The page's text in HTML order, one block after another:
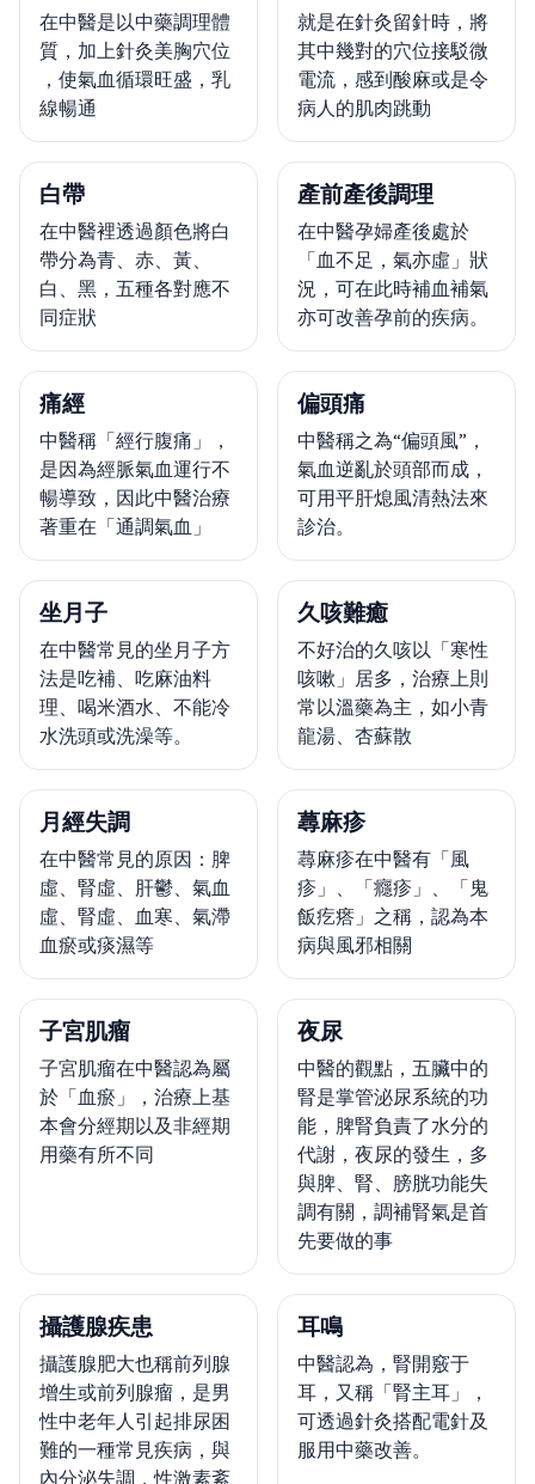
在中醫是以中藥調理體
質，加上針灸美胸穴位
，使氣血循環旺盛，乳
線暢通
就是在針灸留針時，將
其中幾對的穴位接駁微
電流，感到酸麻或是令
病人的肌肉跳動
白帶
在中醫裡透過顏色將白
帶分為青、赤、黃、
白、黑，五種各對應不
同症狀
產前產後調理
在中醫孕婦產後處於
「血不足，氣亦虛」狀
況，可在此時補血補氣
亦可改善孕前的疾病。
痛經
中醫稱「經行腹痛」，
是因為經脈氣血運行不
暢導致，因此中醫治療
著重在「通調氣血」
偏頭痛
中醫稱之為“偏頭風”，
氣血逆亂於頭部而成，
可用平肝熄風清熱法來
診治。
坐月子
在中醫常見的坐月子方
法是吃補、吃麻油料
理、喝米酒水、不能冷
水洗頭或洗澡等。
久咳難癒
不好治的久咳以「寒性
咳嗽」居多，治療上則
常以溫藥為主，如小青
龍湯、杏蘇散
月經失調
在中醫常見的原因：脾
虛、腎虛、肝鬱、氣血
虛、腎虛、血寒、氣滯
血瘀或痰濕等
蕁麻疹
蕁麻疹在中醫有「風
疹」、「癮疹」、「鬼
飯疙瘩」之稱，認為本
病與風邪相關
子宮肌瘤
子宮肌瘤在中醫認為屬
於「血瘀」，治療上基
本會分經期以及非經期
用藥有所不同
夜尿
中醫的觀點，五臟中的
腎是掌管泌尿系統的功
能，脾腎負責了水分的
代謝，夜尿的發生，多
與脾、腎、膀胱功能失
調有關，調補腎氣是首
先要做的事
攝護腺疾患
攝護腺肥大也稱前列腺
增生或前列腺瘤，是男
性中老年人引起排尿困
難的一種常見疾病，與
內分泌失調，性激素紊
耳鳴
中醫認為，腎開竅于
耳，又稱「腎主耳」，
可透過針灸搭配電針及
服用中藥改善。